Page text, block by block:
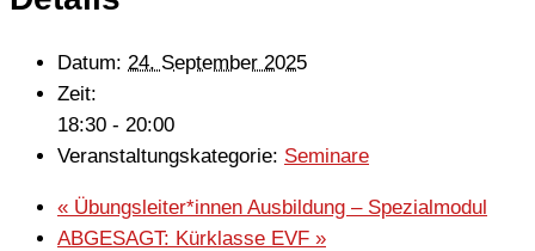
Datum: 24. September 2025
Zeit:
18:30 - 20:00
Veranstaltungskategorie: Seminare
« Übungsleiter*innen Ausbildung – Spezialmodul
ABGESAGT: Kürklasse EVF »